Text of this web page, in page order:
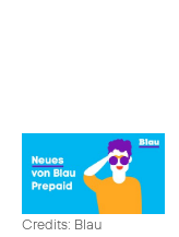
Credits: Blau